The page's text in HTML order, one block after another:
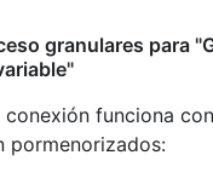
granulares para
funciona
pormenorizados: